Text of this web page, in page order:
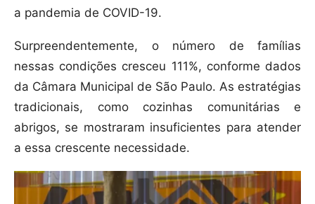
a pandemia de COVID-19.
Surpreendentemente, o número de famílias
nessas condições cresceu 111%, conforme dados
da Câmara Municipal de São Paulo. As estratégias
tradicionais, como cozinhas comunitárias e
abrigos, se mostraram insuficientes para atender
a essa crescente necessidade.